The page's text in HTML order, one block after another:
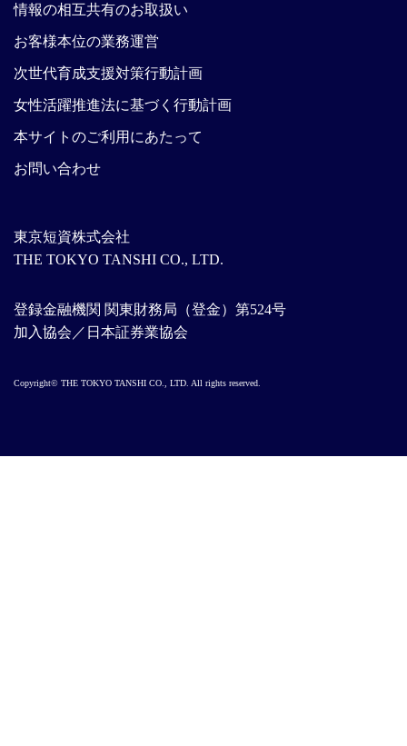
東京短資株式会社
THE TOKYO TANSHI CO., LTD.
登録金融機関 関東財務局（登金）第524号
加入協会／日本証券業協会
情報の相互共有のお取扱い
お客様本位の業務運営
次世代育成支援対策行動計画
女性活躍推進法に基づく行動計画
本サイトのご利用にあたって
お問い合わせ
Copyright© THE TOKYO TANSHI CO., LTD. All rights reserved.